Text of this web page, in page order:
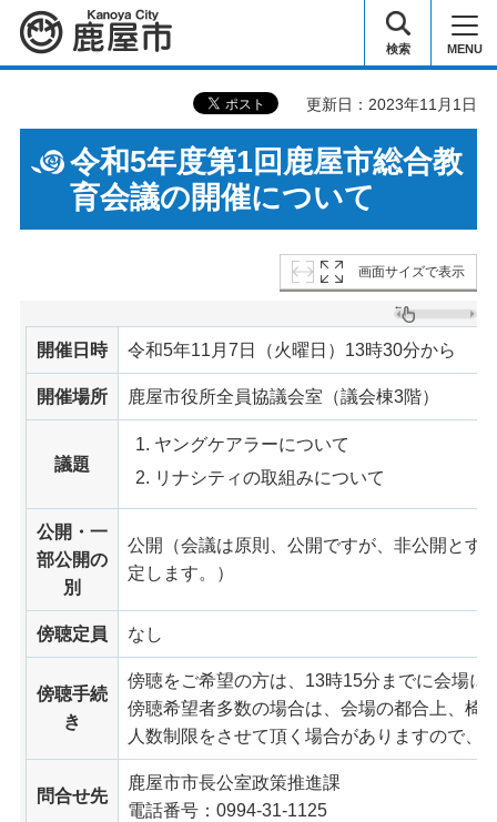
鹿屋市 検索 MENU
更新日：2023年11月1日
令和5年度第1回鹿屋市総合教
育会議の開催について
画面サイズで表示
開催日時 令和5年11月7日（火曜日）13時30分から
開催場所 鹿屋市役所全員協議会室（議会棟3階）
議題
ヤングケアラーについて
リナシティの取組みについて
公開・一
部公開の
別
公開（会議は原則、公開ですが、非公開とす
定します。）
傍聴定員 なし
傍聴手続
き
傍聴をご希望の方は、13時15分までに会場に
傍聴希望者多数の場合は、会場の都合上、椅
人数制限をさせて頂く場合がありますので、
問合せ先
鹿屋市市長公室政策推進課
電話番号：0994-31-1125